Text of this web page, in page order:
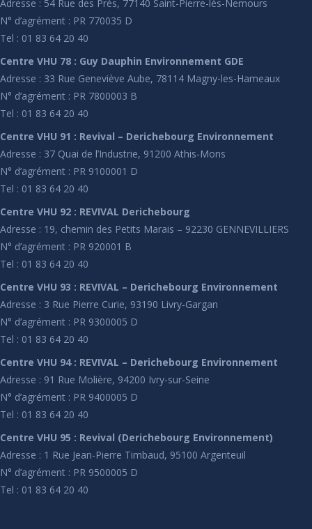
Adresse : 54 Rue des Prés, 77140 Saint-Pierre-lès-Nemours
N° d’agrément : PR 770035 D
Tel : 01 83 64 20 40
Centre VHU 78 : Guy Dauphin Environnement GDE
Adresse : 33 Rue Geneviève Aube, 78114 Magny-les-Hameaux
N° d’agrément : PR 7800003 B
Tel : 01 83 64 20 40
Centre VHU 91 : Revival – Derichebourg Environnement
Adresse : 37 Quai de l’Industrie, 91200 Athis-Mons
N° d’agrément : PR 9100001 D
Tel : 01 83 64 20 40
Centre VHU 92 : REVIVAL Derichebourg
Adresse : 19, chemin des Petits Marais – 92230 GENNEVILLIERS
N° d’agrément : PR 920001 B
Tel : 01 83 64 20 40
Centre VHU 93 : REVIVAL – Derichebourg Environnement
Adresse : 3 Rue Pierre Curie, 93190 Livry-Gargan
N° d’agrément : PR 9300005 D
Tel : 01 83 64 20 40
Centre VHU 94 : REVIVAL – Derichebourg Environnement
Adresse : 91 Rue Molière, 94200 Ivry-sur-Seine
N° d’agrément : PR 9400005 D
Tel : 01 83 64 20 40
Centre VHU 95 : Revival (Derichebourg Environnement)
Adresse : 1 Rue Jean-Pierre Timbaud, 95100 Argenteuil
N° d’agrément : PR 9500005 D
Tel : 01 83 64 20 40